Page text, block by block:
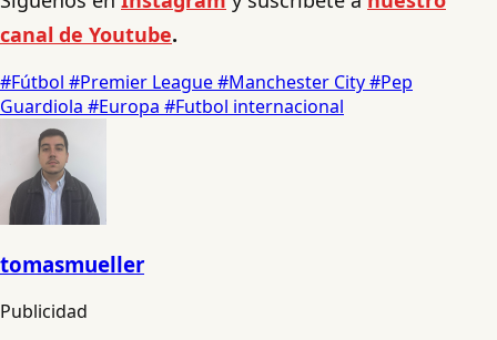
canal de Youtube.
#Fútbol #Premier League#Manchester City#Pep
Guardiola #Europa #Futbol internacional
tomasmueller
Publicidad